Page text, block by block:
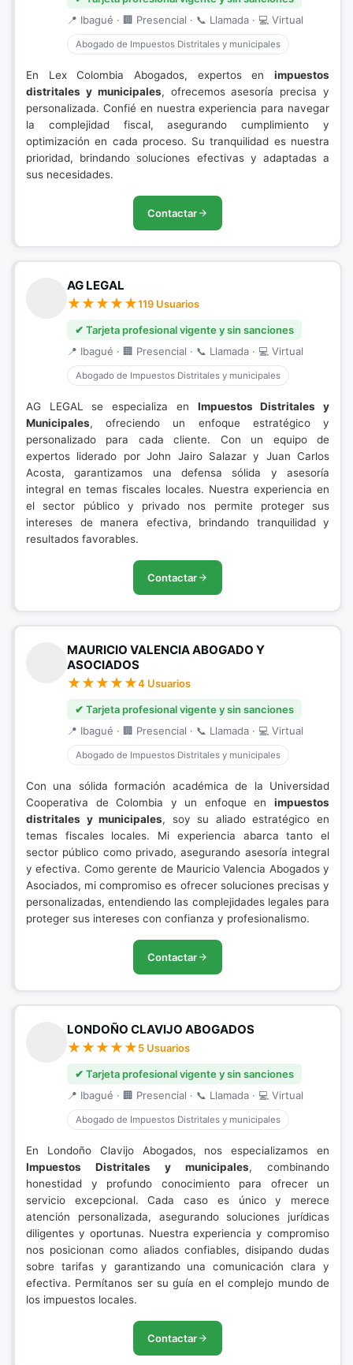
📍 Ibagué · 🏢 Presencial · 📞 Llamada · 💻 Virtual
Abogado de Impuestos Distritales y municipales
En Lex Colombia Abogados, expertos en impuestos
distritales y municipales, ofrecemos asesoría precisa y
personalizada. Confié en nuestra experiencia para navegar
la complejidad fiscal, asegurando cumplimiento y
optimización en cada proceso. Su tranquilidad es nuestra
prioridad, brindando soluciones efectivas y adaptadas a
sus necesidades.
Contactar
AG LEGAL
119 Usuarios
✔ Tarjeta profesional vigente y sin sanciones
📍 Ibagué · 🏢 Presencial · 📞 Llamada · 💻 Virtual
Abogado de Impuestos Distritales y municipales
AG LEGAL se especializa en Impuestos Distritales y
Municipales, ofreciendo un enfoque estratégico y
personalizado para cada cliente. Con un equipo de
expertos liderado por John Jairo Salazar y Juan Carlos
Acosta, garantizamos una defensa sólida y asesoría
integral en temas fiscales locales. Nuestra experiencia en
el sector público y privado nos permite proteger sus
intereses de manera efectiva, brindando tranquilidad y
resultados favorables.
Contactar
MAURICIO VALENCIA ABOGADO Y
ASOCIADOS
4 Usuarios
✔ Tarjeta profesional vigente y sin sanciones
📍 Ibagué · 🏢 Presencial · 📞 Llamada · 💻 Virtual
Abogado de Impuestos Distritales y municipales
Con una sólida formación académica de la Universidad
Cooperativa de Colombia y un enfoque en impuestos
distritales y municipales, soy su aliado estratégico en
temas fiscales locales. Mi experiencia abarca tanto el
sector público como privado, asegurando asesoría integral
y efectiva. Como gerente de Mauricio Valencia Abogados y
Asociados, mi compromiso es ofrecer soluciones precisas y
personalizadas, entendiendo las complejidades legales para
proteger sus intereses con confianza y profesionalismo.
Contactar
LONDOÑO CLAVIJO ABOGADOS
5 Usuarios
✔ Tarjeta profesional vigente y sin sanciones
📍 Ibagué · 🏢 Presencial · 📞 Llamada · 💻 Virtual
Abogado de Impuestos Distritales y municipales
En Londoño Clavijo Abogados, nos especializamos en
Impuestos Distritales y municipales, combinando
honestidad y profundo conocimiento para ofrecer un
servicio excepcional. Cada caso es único y merece
atención personalizada, asegurando soluciones jurídicas
diligentes y oportunas. Nuestra experiencia y compromiso
nos posicionan como aliados confiables, disipando dudas
sobre tarifas y garantizando una comunicación clara y
efectiva. Permítanos ser su guía en el complejo mundo de
los impuestos locales.
Contactar